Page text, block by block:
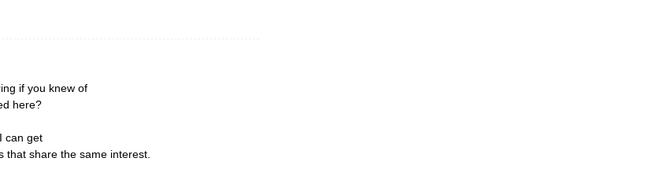
if you knew of
here?
can get
that share the same interest.